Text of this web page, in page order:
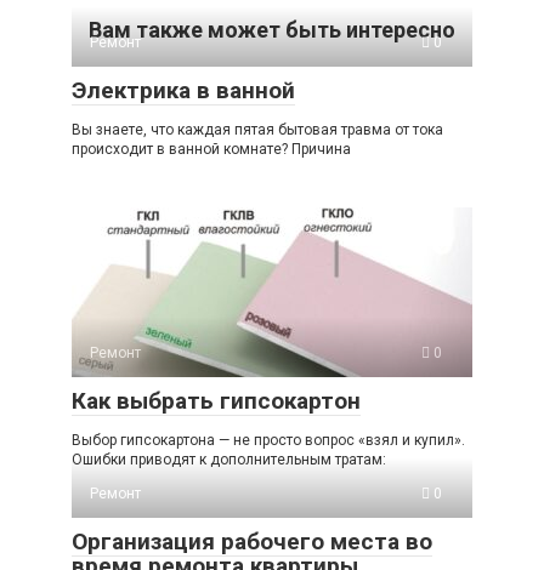
Вам также может быть интересно
Ремонт 0
Электрика в ванной
Вы знаете, что каждая пятая бытовая травма от тока
происходит в ванной комнате? Причина
Ремонт 0
Как выбрать гипсокартон
Выбор гипсокартона — не просто вопрос «взял и купил».
Ошибки приводят к дополнительным тратам:
Ремонт
0
Организация рабочего места во